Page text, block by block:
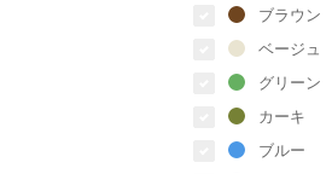
ブラウン
ベージュ
グリーン
カーキ
ブルー